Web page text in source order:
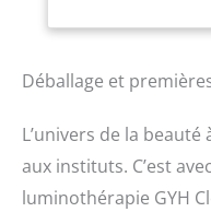
Déballage et
L’univers de la
aux instituts. C’est
luminothérapie GYH